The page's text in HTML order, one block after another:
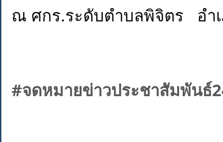
ณ ศกร.ระดับตำบลพิจิตร   อำ
#จดหมายข่าวประชาสัมพันธ์